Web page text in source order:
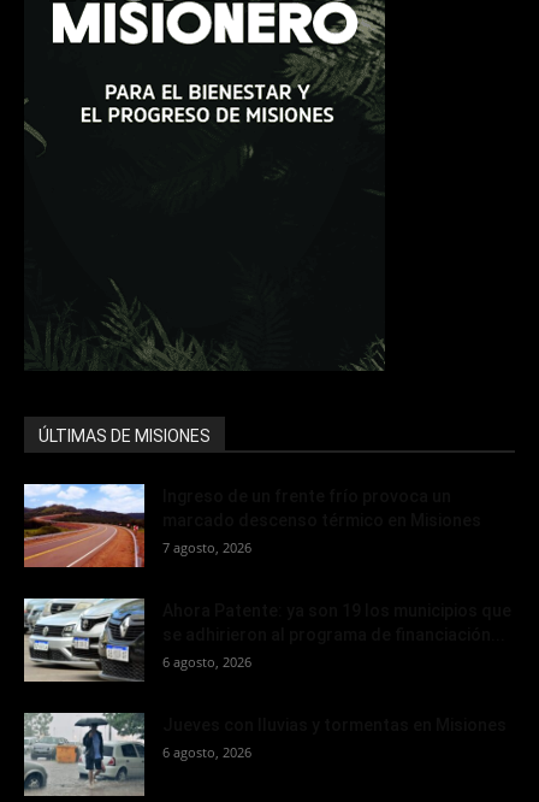
ÚLTIMAS DE MISIONES
7 agosto, 2026
6 agosto, 2026
6 agosto, 2026